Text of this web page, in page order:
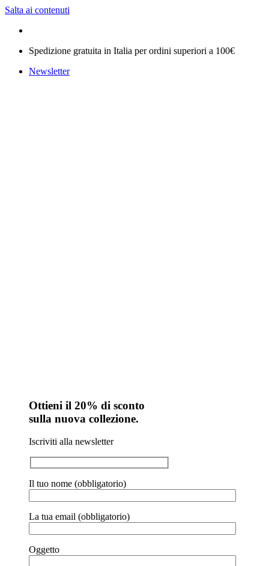
Salta ai contenuti
Spedizione gratuita in Italia per ordini superiori a 100€
Newsletter
Ottieni il 20% di sconto
sulla nuova collezione.
Iscriviti alla newsletter
Il tuo nome (obbligatorio)
La tua email (obbligatorio)
Oggetto